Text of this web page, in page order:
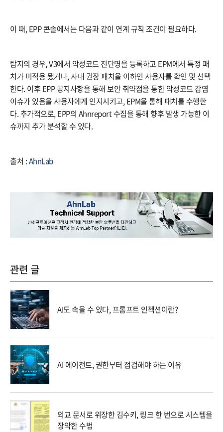
이 때, EPP 콘솔에서는 다음과 같이 연계 규칙 조건이 필요하다.
탐지의 경우, V3에서 악성코드 진단명을 등록하고 EPM에서 특정 패
치가 미적용 됐거나, 사내 권장 패치율 이하인 사용자를 확인 및 선택
한다. 이후 EPP 공지사항을 통해 보안 취약점을 통한 악성코드 감염
이슈가 있음을 사용자에게 인지시키고, EPM을 통해 패치를 수행한
다. 추가적으로, EPP의 Ahnreport 수집을 통해 향후 발생 가능한 이
슈까지 추가 분석할 수 있다.
출처 :AhnLab
관련 글
AI도 속을 수 있다, 프롬프트 인젝션이란?
AI 에이전트, 권한부터 점검해야 하는 이유
외교 문서로 위장한 김수키, 링크 한 번으로 시스템을
장악한 수법